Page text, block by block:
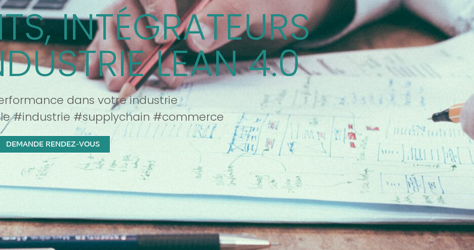
INTÉGRATEURS
LEAN 4.0
dans votre industrie
#industrie #supplychain #commerce
DEMANDE RENDEZ-VOUS